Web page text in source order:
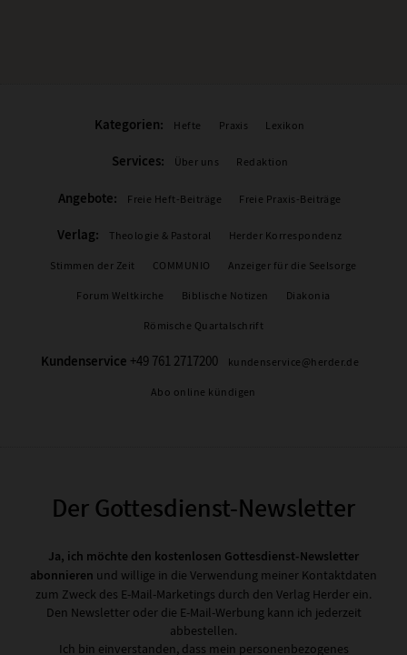
Kategorien: Hefte Praxis Lexikon
Services: Über uns Redaktion
Angebote: Freie Heft-Beiträge Freie Praxis-Beiträge
Verlag: Theologie & Pastoral Herder Korrespondenz
Stimmen der Zeit COMMUNIO Anzeiger für die Seelsorge
Forum Weltkirche Biblische Notizen Diakonia
Römische Quartalschrift
Kundenservice +49 761 2717200 kundenservice@herder.de
Abo online kündigen
Der Gottesdienst-Newsletter
Ja, ich möchte den kostenlosen Gottesdienst-Newsletter
abonnieren und willige in die Verwendung meiner Kontaktdaten
zum Zweck des E-Mail-Marketings durch den Verlag Herder ein.
Den Newsletter oder die E-Mail-Werbung kann ich jederzeit
abbestellen.
Ich bin einverstanden, dass mein personenbezogenes